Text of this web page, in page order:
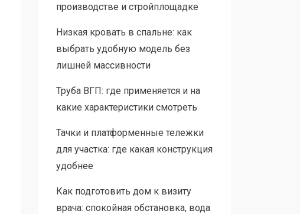
производстве и стройплощадке
Низкая кровать в спальне: как
выбрать удобную модель без
лишней массивности
Труба ВГП: где применяется и на
какие характеристики смотреть
Тачки и платформенные тележки
для участка: где какая конструкция
удобнее
Как подготовить дом к визиту
врача: спокойная обстановка, вода